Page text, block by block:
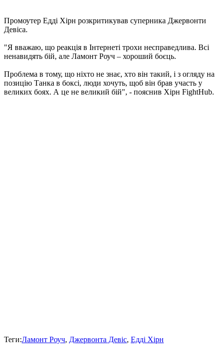
Промоутер Едді Хірн розкритикував суперника Джервонти
Девіса.
"Я вважаю, що реакція в Інтернеті трохи несправедлива. Всі
ненавидять бій, але Ламонт Роуч – хороший боєць.
Проблема в тому, що ніхто не знає, хто він такий, і з огляду на
позицію Танка в боксі, люди хочуть, щоб він брав участь у
великих боях. А це не великий бій", - пояснив Хірн FightHub.
Теги:Ламонт Роуч, Джервонта Девіс, Едді Хірн